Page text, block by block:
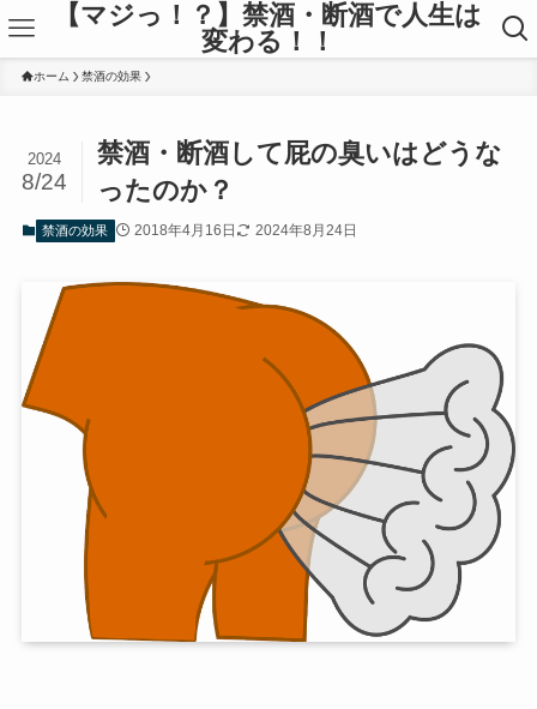
【マジっ！？】禁酒・断酒で人生は
変わる！！
ホーム 禁酒の効果
禁酒・断酒して屁の臭いはどうな
ったのか？
2024
8/24
禁酒の効果 2018年4月16日 2024年8月24日